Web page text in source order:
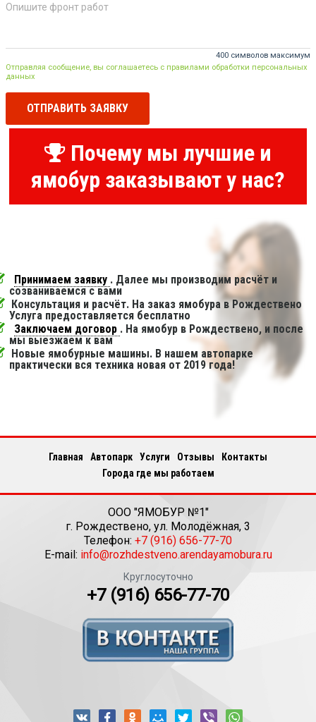
400 символов максимум
Отправляя сообщение, вы соглашаетесь с правилами обработки персональных
данных
ОТПРАВИТЬ ЗАЯВКУ
Почему мы лучшие и
ямобур заказывают у нас?
Принимаем заявку . Далее мы производим расчёт и
созваниваемся с вами
Консультация и расчёт. На заказ ямобура в Рождествено
Услуга предоставляется бесплатно
Заключаем договор . На ямобур в Рождествено, и после
мы выезжаем к вам
Новые ямобурные машины. В нашем автопарке
практически вся техника новая от 2019 года!
Главная Автопарк Услуги Отзывы
Контакты
Города где мы работаем
ООО "ЯМОБУР №1"
г. Рождествено, ул. Молодёжная, 3
Телефон: +7 (916) 656-77-70
E-mail: info@rozhdestveno.arendayamobura.ru
Круглосуточно
+7 (916) 656-77-70